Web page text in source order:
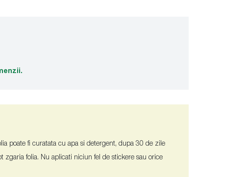
poate fi curatata cu apa si detergent, dupa 30 de zile
zgaria folia. Nu aplicati niciun fel de stickere sau orice